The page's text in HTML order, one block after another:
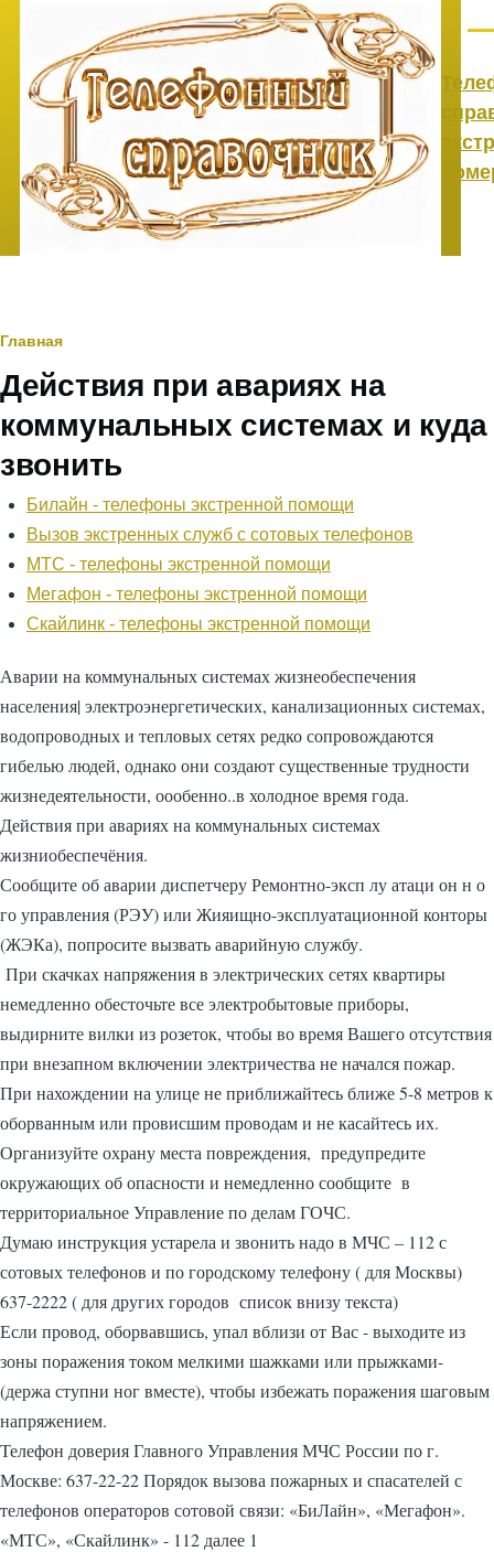
Перейти к основному содержанию
Строка
навигации
Главная
Действия при авариях на
коммунальных системах и куда
звонить
Билайн - телефоны экстренной помощи
Вызов экстренных служб с сотовых телефонов
МТС - телефоны экстренной помощи
Мегафон - телефоны экстренной помощи
Скайлинк - телефоны экстренной помощи
Аварии на коммунальных системах жизнеобеспечения
населения| электроэнергетических, канализационных системах,
водопроводных и тепловых сетях редко сопровождаются
гибелью людей, однако они создают существенные трудности
жизнедеятельности, оообенно..в холодное время года.
Действия при авариях на коммунальных системах
жизниобеспечёния.
Сообщите об аварии диспетчеру Ремонтно-эксп лу атаци он н о
го управления (РЭУ) или Жияищно-эксплуатационной конторы
(ЖЭКа), попросите вызвать аварийную службу.
При скачках напряжения в электрических сетях квартиры
немедленно обесточьте все электробытовые приборы,
выдирните вилки из розеток, чтобы во время Вашего отсутствия
при внезапном включении электричества не начался пожар.
При нахождении на улице не приближайтесь ближе 5-8 метров к
оборванным или провисшим проводам и не касайтесь их.
Организуйте охрану места повреждения, предупредите
окружающих об опасности и немедленно сообщите в
территориальное Управление по делам ГОЧС.
Думаю инструкция устарела и звонить надо в МЧС – 112 с
сотовых телефонов и по городскому телефону ( для Москвы)
637-2222 ( для других городов список внизу текста)
Если провод, оборвавшись, упал вблизи от Вас - выходите из
зоны поражения током мелкими шажками или прыжками-
(держа ступни ног вместе), чтобы избежать поражения шаговым
напряжением.
Телефон доверия Главного Управления МЧС России по г.
Москве: 637-22-22 Порядок вызова пожарных и спасателей с
телефонов операторов сотовой связи: «БиЛайн», «Мегафон».
«МТС», «Скайлинк» - 112 далее 1